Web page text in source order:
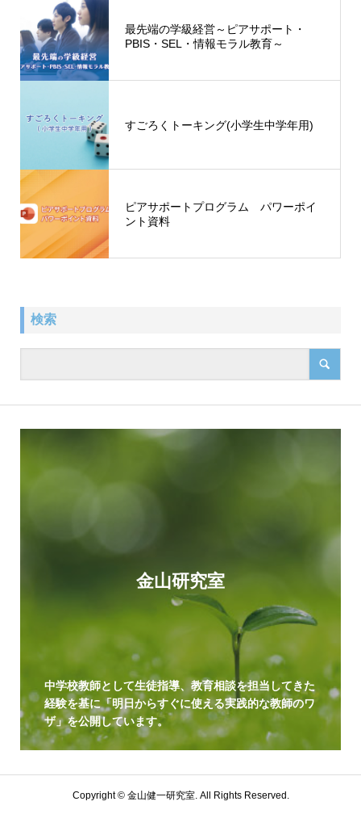
最先端の学級経営～ピアサポート・
PBIS・SEL・情報モラル教育～
すごろくトーキング(小学生中学年用)
ピアサポートプログラム パワーポイ
ント資料
検索
金山研究室
中学校教師として生徒指導、教育相談を担当してきた
経験を基に「明日からすぐに使える実践的な教師のワ
ザ」を公開しています。
Copyright ©金山健一研究室. All Rights Reserved.